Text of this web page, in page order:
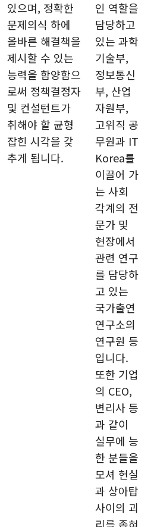
있으며, 정확한
문제의식 하에
올바른 해결책을
제시할 수 있는
능력을 함양함으
로써 정책결정자
및 컨설턴트가
취해야 할 균형
잡힌 시각을 갖
추게 됩니다.
인 역할을
담당하고
있는 과학
기술부,
정보통신
부, 산업
자원부,
고위직 공
무원과 IT
Korea를
이끌어 가
는 사회
각계의 전
문가 및
현장에서
관련 연구
를 담당하
고 있는
국가출연
연구소의
연구원 등
입니다.
또한 기업
의 CEO,
변리사 등
과 같이
실무에 능
한 분들을
모셔 현실
과 상아탑
사이의 괴